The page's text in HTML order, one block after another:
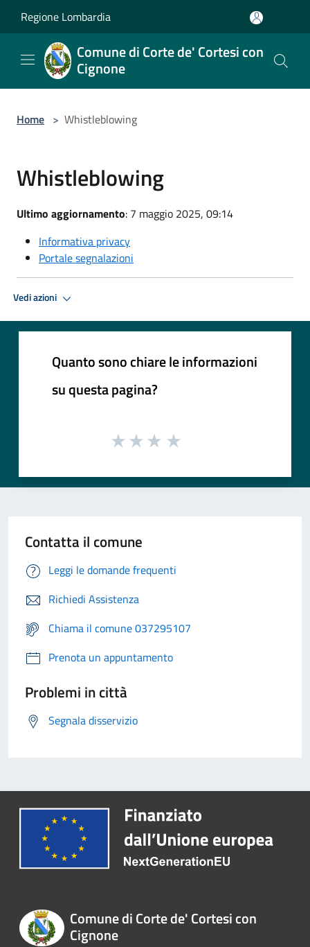
Regione Lombardia
Comune di Corte de' Cortesi con
Cignone
Home > Whistleblowing
Whistleblowing
Ultimo aggiornamento: 7 maggio 2025, 09:14
Informativa privacy
Portale segnalazioni
Vedi azioni
Quanto sono chiare le informazioni
su questa pagina?
Contatta il comune
Leggi le domande frequenti
Richiedi Assistenza
Chiama il comune 037295107
Prenota un appuntamento
Problemi in città
Segnala disservizio
Comune di Corte de' Cortesi con
Cignone